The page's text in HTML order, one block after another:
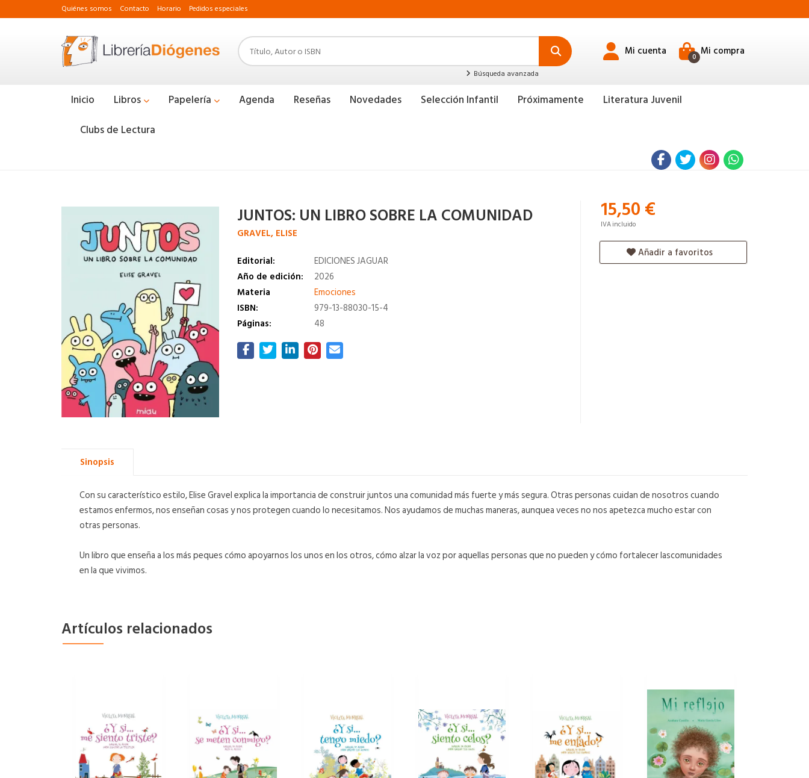
Quiénes somos Contacto Horario Pedidos especiales
Búsqueda avanzada
Mi cuenta Mi compra
0
Inicio Libros Papelería Agenda Reseñas Novedades Selección Infantil Próximamente
Literatura Juvenil
Clubs de Lectura
JUNTOS: UN LIBRO SOBRE LA COMUNIDAD
GRAVEL, ELISE
Editorial:
EDICIONES JAGUAR
Año de edición:
2026
Materia
Emociones
ISBN:
979-13-88030-15-4
Páginas:
48
15,50 €
IVA incluido
Añadir a favoritos
Sinopsis
Con su característico estilo, Elise Gravel explica la importancia de construir juntos una comunidad más fuerte y más segura. Otras personas cuidan de nosotros cuando
estamos enfermos, nos enseñan cosas y nos protegen cuando lo necesitamos. Nos ayudamos de muchas maneras, aunquea veces no nos apetezca mucho estar con
otras personas.
Un libro que enseña a los más peques cómo apoyarnos los unos en los otros, cómo alzar la voz por aquellas personas que no pueden y cómo fortalecer lascomunidades
en la que vivimos.
Artículos relacionados